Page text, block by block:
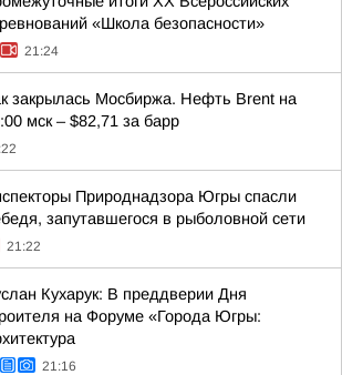
«Школа безопасности»
21:24
закрылась Мосбиржа. Нефть Brent на
мск – $82,71 за барр
Природнадзора Югры спасли
запутавшегося в рыболовной сети
21:22
Кухарук: В преддверии Дня
на Форуме «Города Югры:
21:16